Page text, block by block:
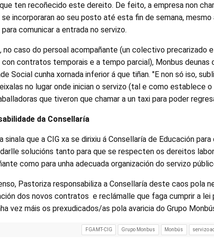
ten recoñecido este dereito. De feito, a empresa non
se incorporaran ao seu posto até esta fin de semana,
comunicar a entrada no servizo.
no caso do persoal acompañante (un colectivo precarizado
contratos temporais e a tempo parcial), Monbus deunas
Social cunha xornada inferior á que tiñan. "E non só iso,
no lugar onde inician o servizo (tal e como establece
que tiveron que chamar a un taxi para poder
da Consellaría
sinala que a CIG xa se dirixiu á Consellaría de Educación
solucións tanto para que se respecten os dereitos
como para unha adecuada organización do servizo
Pastoriza responsabiliza a Consellaría deste caos pola
dos novos contratos e reclámalle que faga cumprir a
vez máis os prexudicados/as pola avaricia do Grupo
FGAMT-CIG Grupo Monbus Monbús servizo